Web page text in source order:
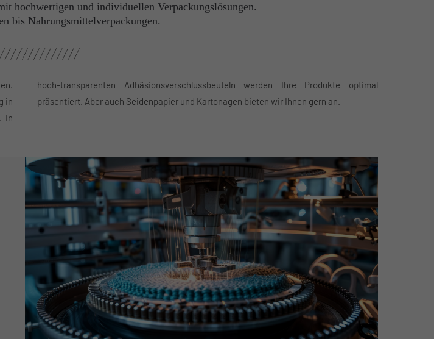
hochwertigen und individuellen Verpackungslösungen.
bis Nahrungsmittelverpackungen.
in
In
präsentiert. Aber auch Seidenpapier und Kartonagen bieten wir Ihnen gern an.